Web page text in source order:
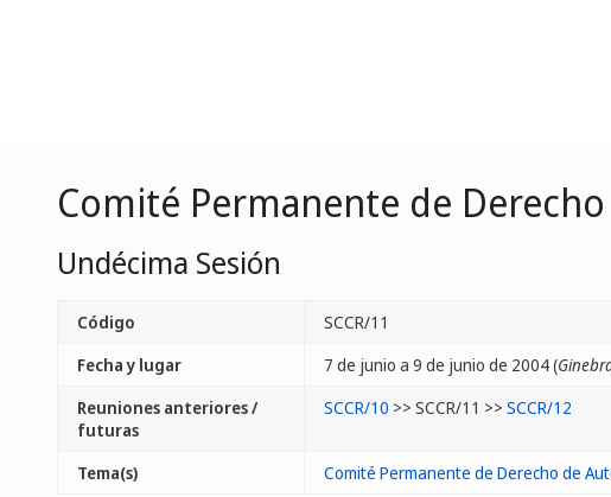
Comité Permanente de
Undécima Sesión
Código
SCCR/11
Fecha y lugar
7 de junio a 9 de junio de 2004 (
Reuniones anteriores /
futuras
SCCR/10 >> SCCR/11 >> SCCR/12
Tema(s) Comité Permanente de Derecho de